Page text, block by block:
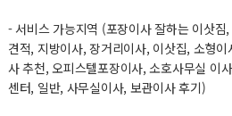
- 서비스 가능지역 (포장이사 잘하는 이삿
견적, 지방이사, 장거리이사, 이삿집, 소형
사 추천, 오피스텔포장이사, 소호사무실 이
센터, 일반, 사무실이사, 보관이사 후기)